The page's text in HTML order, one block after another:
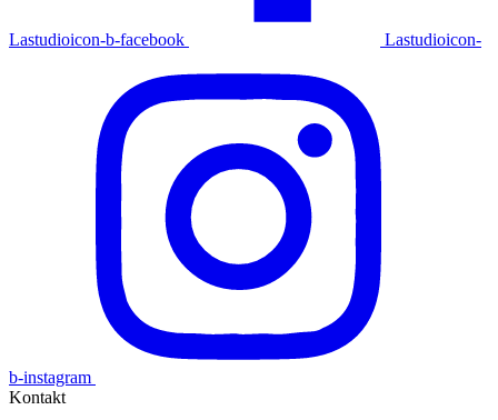
Lastudioicon-b-facebook Lastudioicon-
b-instagram
Kontakt